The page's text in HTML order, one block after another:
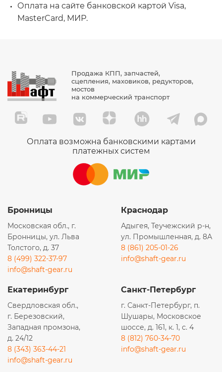
Оплата на сайте банковской картой Visa,
MasterCard, МИР.
Продажа КПП, запчастей,
сцепления, маховиков, редукторов,
мостов
на коммерческий транспорт
Оплата возможна банковскими картами
платежных систем
Бронницы
Московская обл., г.
Бронницы, ул. Льва
Толстого, д. 37
8 (499) 322-37-97
info@shaft-gear.ru
Краснодар
Адыгея, Теучежский р-н,
ул. Промышленная, д. 8А
8 (861) 205-01-26
info@shaft-gear.ru
Екатеринбург
Свердловская обл.,
г. Березовский,
Западная промзона,
д. 24/12
8 (343) 363-44-21
info@shaft-gear.ru
Санкт-Петербург
г. Санкт-Петербург, п.
Шушары, Московское
шоссе, д. 161, к. 1, с. 4
8 (812) 760-34-70
info@shaft-gear.ru